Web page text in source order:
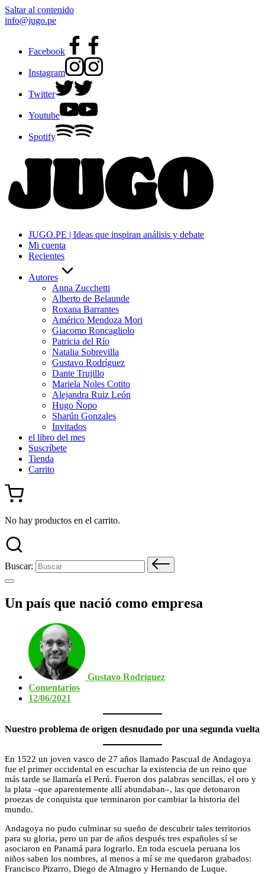
Saltar al contenido
info@jugo.pe
Facebook
Instagram
Twitter
Youtube
Spotify
JUGO.PE | Ideas que inspiran análisis y debate
Mi cuenta
Recientes
Autores
Anna Zucchetti
Alberto de Belaunde
Roxana Barrantes
Américo Mendoza Mori
Giacomo Roncagliolo
Patricia del Río
Natalia Sobrevilla
Gustavo Rodríguez
Dante Trujillo
Mariela Noles Cotito
Alejandra Ruiz León
Hugo Ñopo
Sharún Gonzales
Invitados
el libro del mes
Suscríbete
Tienda
Carrito
No hay productos en el carrito.
Buscar:
Un país que nació como empresa
Gustavo Rodríguez
Comentarios
12/06/2021
Nuestro problema de origen desnudado por una segunda vuelta
En 1522 un joven vasco de 27 años llamado Pascual de Andagoya
fue el primer occidental en escuchar la existencia de un reino que
más tarde se llamaría el Perú. Fueron dos palabras sencillas, el oro y
la plata –que aparentemente allí abundaban–, las que detonaron
proezas de conquista que terminaron por cambiar la historia del
mundo.
Andagoya no pudo culminar su sueño de descubrir tales territorios
para su gloria, pero un par de años después tres españoles sí se
asociaron en Panamá para lograrlo. En toda escuela peruana los
niños saben los nombres, al menos a mí se me quedaron grabados:
Francisco Pizarro, Diego de Almagro y Hernando de Luque.